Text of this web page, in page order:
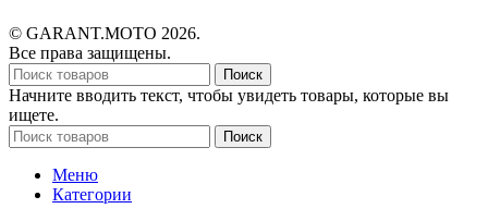
© GARANT.MOTO 2026.
Все права защищены.
Поиск
Начните вводить текст, чтобы увидеть товары, которые вы
ищете.
Поиск
Меню
Категории